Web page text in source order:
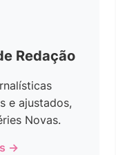
Redação
e ajustados,
Novas.
→